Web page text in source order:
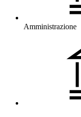
Amministrazione